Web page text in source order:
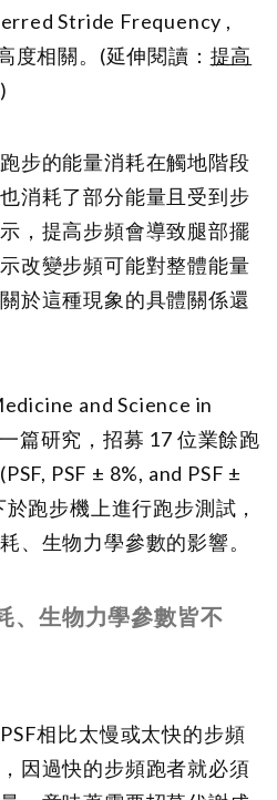
Stride Frequency ,
度相關。(延伸閱讀： 提高
)
步的能量消耗在觸地階段
消耗了部分能量且受到步
，提高步頻會導致腿部擺
改變步頻可能對整體能量
於這種現象的具體關係還
and Science in
篇研究，招募 17 位業餘跑
PSF ± 8%, and PSF ±
跑步機上進行跑步測試，
、生物力學參數的影響。
、生物力學參數皆不
相比太慢或太快的步頻
因過快的步頻跑者就必須